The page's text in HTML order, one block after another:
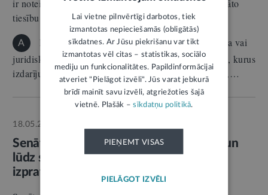
ir noteikts, ka par pārkāpumiem, kurus izdarījusi privāto
tiesību…
A
Pie administratīvās atbildības ir saucama fiziska vai
juridiska persona. Par administratīviem pārkāpumiem, kurus
izdarījusi privāto tiesību juridiskā persona (piemēram,…
18.05.2026.
Senāts vēršas Eiropas Savienības Tiesā un
lūdz skaidrot negodīgas komercprakses
izpratni
Lai vietne pilnvērtīgi darbotos, tiek
izmantotas nepieciešamās (obligātās)
sīkdatnes. Ar Jūsu piekrišanu var tikt
izmantotas vēl citas – statistikas, sociālo
mediju un funkcionalitātes. Papildinformācijai
atveriet "Pielāgot izvēli". Jūs varat jebkurā
brīdī mainīt savu izvēli, atgriežoties šajā
vietnē. Plašāk –sīkdatņu politikā.
PIEŅEMT VISAS
PIELĀGOT IZVĒLI